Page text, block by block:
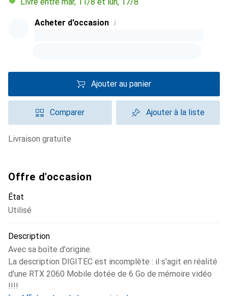
Acheter d'occasion i
Ajouter au panier
Comparer Ajouter à la liste
livraison gratuite
Offre d'occasion
État
Utilisé
Description
Avec sa boîte d'origine.
La description DIGITEC est incomplète : il s'agit en réalité
d'une RTX 2060 Mobile dotée de 6 Go de mémoire vidéo
!!!!